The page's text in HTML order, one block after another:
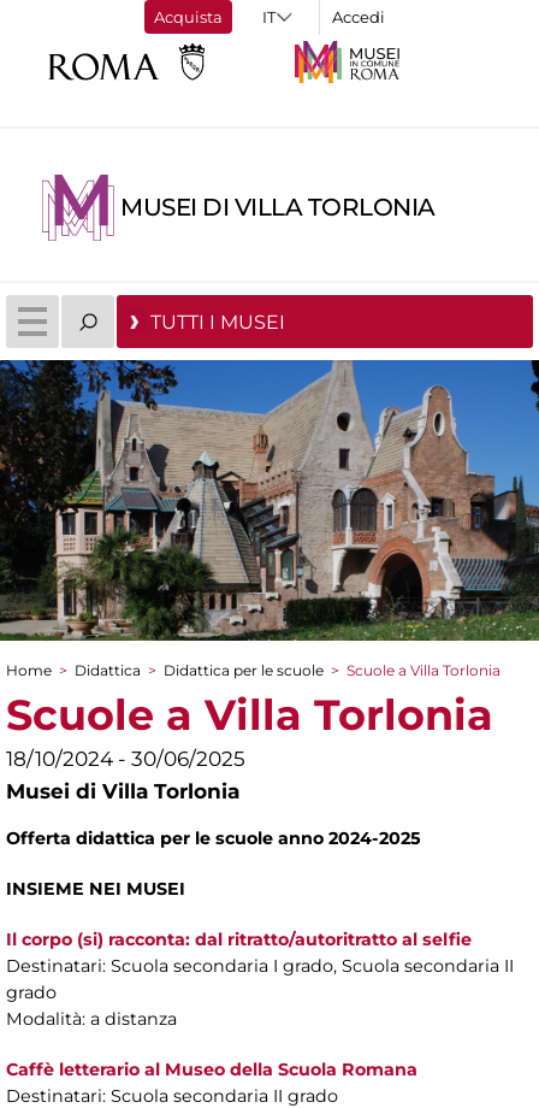
Acquista Accedi
MUSEI DI VILLA TORLONIA
TUTTI I MUSEI
Tu sei qui
Home > Didattica > Didattica per le scuole > Scuole a Villa Torlonia
Scuole a Villa Torlonia
18/10/2024 - 30/06/2025
Musei di Villa Torlonia
Offerta didattica per le scuole anno 2024-2025
INSIEME NEI MUSEI
Il corpo (si) racconta: dal ritratto/autoritratto al selfie
Destinatari: Scuola secondaria I grado, Scuola secondaria II
grado
Modalità: a distanza
Caffè letterario al Museo della Scuola Romana
Destinatari: Scuola secondaria II grado